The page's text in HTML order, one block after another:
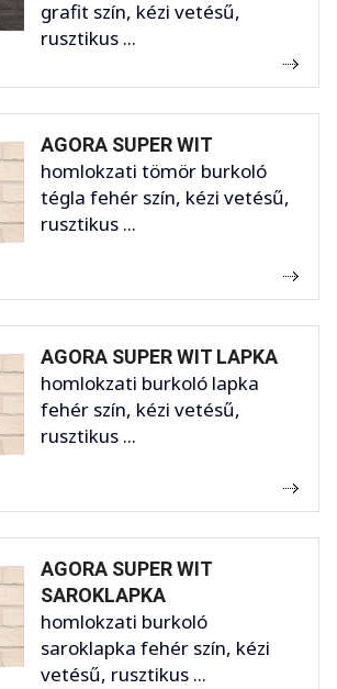
grafit szín, kézi vetésű,
rusztikus ...
AGORA SUPER WIT
homlokzati tömör burkoló
tégla fehér szín, kézi vetésű,
rusztikus ...
AGORA SUPER WIT LAPKA
homlokzati burkoló lapka
fehér szín, kézi vetésű,
rusztikus ...
AGORA SUPER WIT
SAROKLAPKA
homlokzati burkoló
saroklapka fehér szín, kézi
vetésű, rusztikus ...